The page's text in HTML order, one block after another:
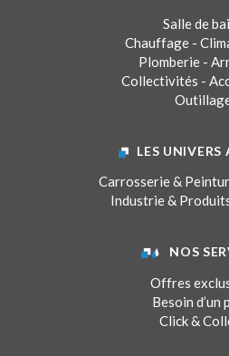
Salle de
Chauffage -
Plomberie -
Collectivités -
LES UNIVERS
Carrosserie &
Industrie &
NOS
Offres
Besoin d’un
Click &